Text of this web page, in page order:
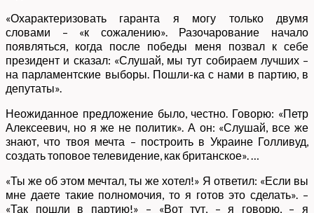
«Охарактеризовать гаранта я могу только двумя
словами – «к сожалению». Разочарование начало
появляться, когда после победы меня позвал к себе
президент и сказал: «Слушай, мы тут собираем лучших –
на парламентские выборы. Пошли-ка с нами в партию, в
депутаты».
Неожиданное предложение было, честно. Говорю: «Петр
Алексеевич, но я же не политик». А он: «Слушай, все же
знают, что твоя мечта – построить в Украине Голливуд,
создать топовое телевидение, как британское». …
«Ты же об этом мечтал, ты же хотел!» Я ответил: «Если вы
мне даете такие полномочия, то я готов это сделать». –
«Так пошли в партию!» – «Вот тут, – я говорю, – я